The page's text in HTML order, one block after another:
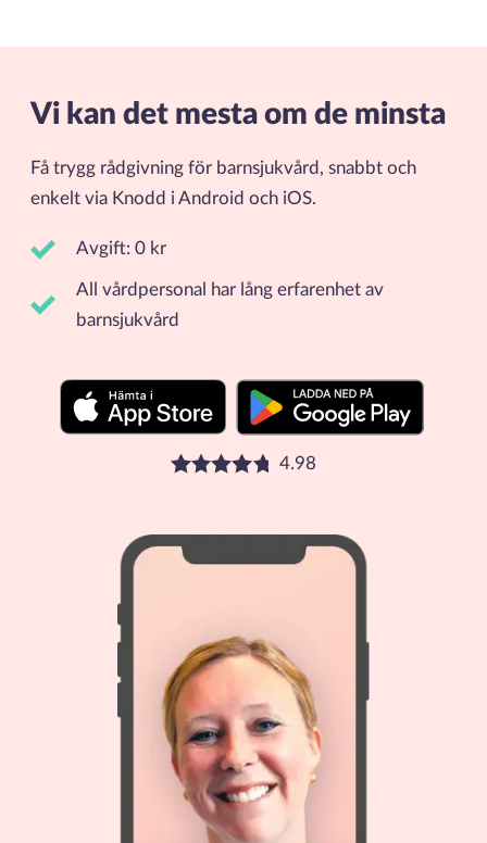
Vi kan det mesta om de minsta
Få trygg rådgivning för barnsjukvård, snabbt och
enkelt via Knodd i Android och iOS.
Avgift: 0 kr
All vårdpersonal har lång erfarenhet av
barnsjukvård
Betyg: 4.98 stjärnor 4.98